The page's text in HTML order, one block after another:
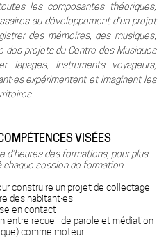
les composantes théoriques,
au développement d’un projet
des mémoires, des musiques,
projets du Centre des Musiques
Tapages, Instruments voyageurs,
expérimentent et imaginent les
VISÉES
des formations, pour plus
session de formation.
construire un projet de collectage
des habitant·es
en contact
entre recueil de parole et médiation
comme moteur